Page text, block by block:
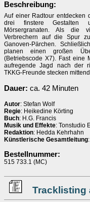
Beschreibung:
Auf einer Radtour entdecken
drei finstere Gestalten
Mörsergranaten. Als die
Verbrechern auf die Spur
Ganoven-Pärchen.
planen einen großen
(Betriebscode X7). Fast eine
aufregende Jagd nach der
TKKG-Freunde stecken
Dauer: ca. 42 Minuten
Autor: Stefan Wolf
Regie: Heikedine Körting
Buch: H.G. Francis
Musik und Effekte: Tonstudio
Redaktion: Hedda Kehrhahn
Künstlerische Gesamtleitung
Bestellnummer:
515 733.1 (MC)
Tracklisting